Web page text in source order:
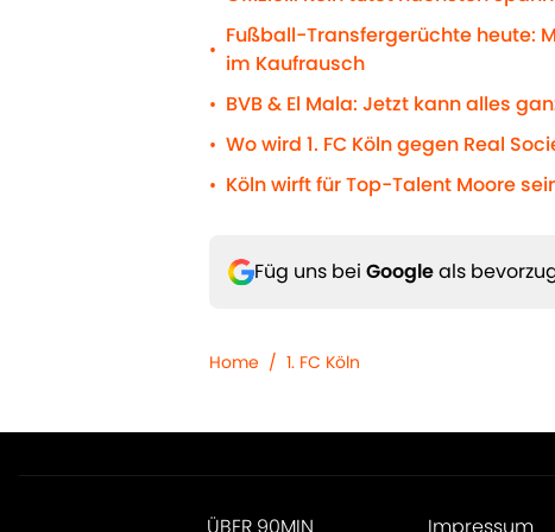
•
Fußball-Transfergerüchte heute:
im Kaufrausch
• BVB & El Mala: Jetzt kann alles
• Wo wird 1. FC Köln gegen Real
• Köln wirft für Top-Talent Moore
Füg uns bei Googleals
Home / 1. FC Köln